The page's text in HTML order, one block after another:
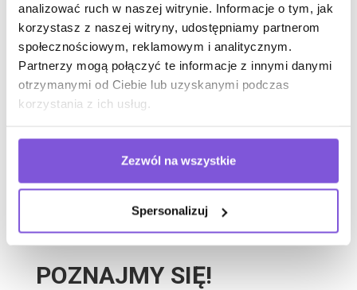
analizować ruch w naszej witrynie. Informacje o tym, jak
korzystasz z naszej witryny, udostępniamy partnerom
społecznościowym, reklamowym i analitycznym.
Partnerzy mogą połączyć te informacje z innymi danymi
otrzymanymi od Ciebie lub uzyskanymi podczas
korzystania z ich usług.
Zezwól na wszystkie
Spersonalizuj
Optymalizacja warunków pracy zawsze była w
centrum naszej uwagi. Zależy nam na zmniejszeniu
wysiłku fizycznego i obciążeń oddziałujących na
pracującą osobę do minimum. Nasze rozwiązanie to
tworzenie miejsc, w których człowiek nie tylko może
się skoncentrować i pracować wydajnie i kreatywnie,
POZNAJMY SIĘ!